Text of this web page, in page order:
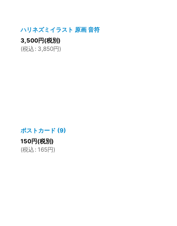
ハリネズミイラスト 原画 音符
3,500円(税別)
(税込 : 3,850円)
ポストカード (9)
150円(税別)
(税込 : 165円)